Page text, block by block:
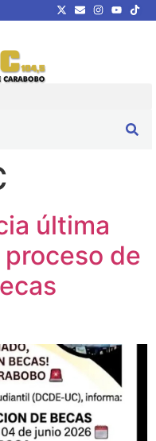
última
de